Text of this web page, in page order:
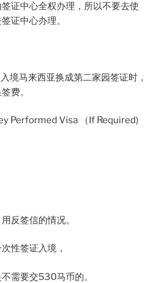
证中心全权办理，所以不要去使
证中心办理。
境马来西亚换成第二家园签证时，
费。
Performed Visa （If Required)
反签信的情况。
性签证入境，
需要交530马币的。